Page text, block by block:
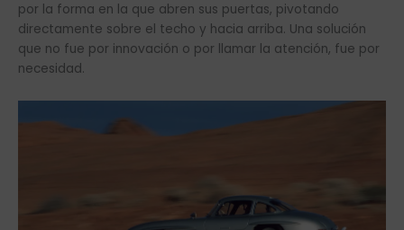
por la forma en la que abren sus puertas, pivotando
directamente sobre el techo y hacia arriba. Una solución
que no fue por innovación o por llamar la atención, fue por
necesidad.